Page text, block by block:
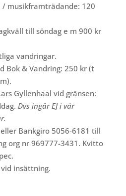
musikframträdande: 120
till söndag e m 900 kr
vandringar.
Bok & Vandring: 250 kr (t
Gyllenhaal vid gränsen:
Dvs ingår EJ i vår
Bankgiro 5056-6181 till
org nr 969777-3431. Kvitto
insättning.